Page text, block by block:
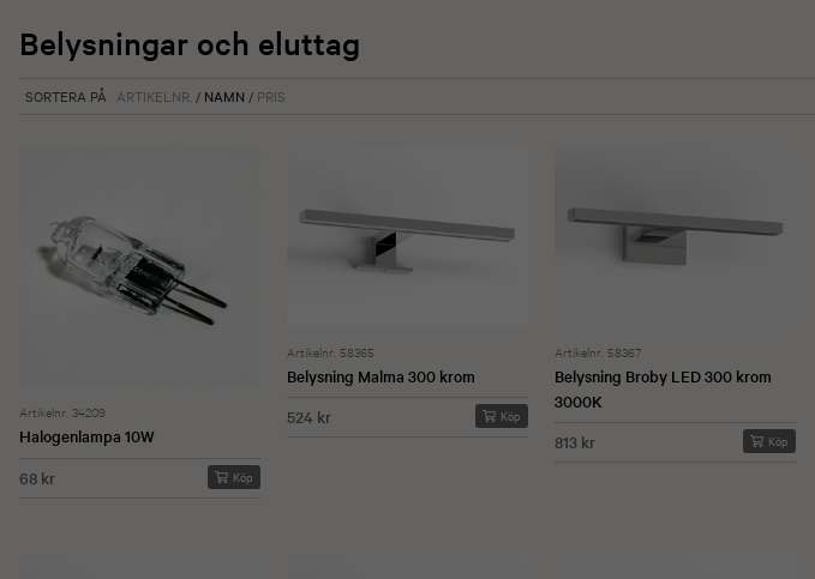
Belysningar och eluttag
SORTERA PÅ ARTIKELNR./ NAMN / PRIS
Artikelnr. 34209
Halogenlampa 10W
68 kr
Köp
Artikelnr. 58365
Belysning Malma 300 krom
524 kr
Köp
Artikelnr. 58367
Belysning Broby LED 300 krom
3000K
813 kr
Köp